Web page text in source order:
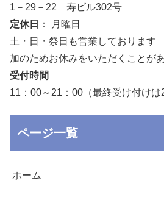
1－29－22 寿ビル302号
定休日
： 月曜日
土・日・祭日も営業しております
加のためお休みをいただくことが
受付時間
11：00～21：00（最終受け付けは
ページ一覧
ホーム